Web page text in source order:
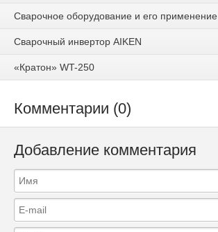
Сварочное оборудование и его применение
Сварочный инвертор AIKEN
«Кратон» WT-250
Комментарии (0)
Добавление комментария